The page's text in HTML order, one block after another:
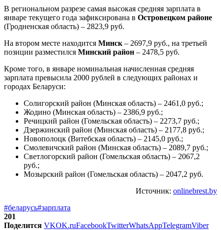
В региональном разрезе самая высокая средняя зарплата в
январе текущего года зафиксирована в Островецком районе
(Гродненская область) – 2823,9 руб.
На втором месте находится Минск – 2697,9 руб., на третьей
позиции разместился Минский район – 2478,5 руб.
Кроме того, в январе номинальная начисленная средняя
зарплата превысила 2000 рублей в следующих районах и
городах Беларуси:
Солигорский район (Минская область) – 2461,0 руб.;
Жодино (Минская область) – 2386,9 руб.;
Речицкий район (Гомельская область) – 2273,7 руб.;
Дзержинский район (Минская область) – 2177,8 руб.;
Новополоцк (Витебская область) – 2145,0 руб.;
Смолевичский район (Минская область) – 2089,7 руб.;
Светлогорский район (Гомельская область) – 2067,2
руб.;
Мозырский район (Гомельская область) – 2047,2 руб.
Источник: onlinebrest.by
#беларусь#зарплата
201
Поделится VKOK.ruFacebookTwitterWhatsAppTelegramViber